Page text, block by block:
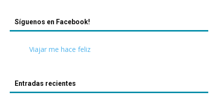
Síguenos en Facebook!
Viajar me hace feliz
Entradas recientes